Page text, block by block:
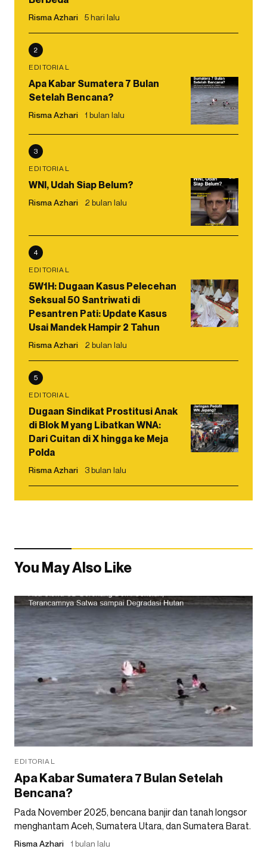
Risma Azhari 5 hari lalu
2
EDITORIAL
Apa Kabar Sumatera 7 Bulan
Setelah Bencana?
Risma Azhari 1 bulan lalu
3
EDITORIAL
WNI, Udah Siap Belum?
Risma Azhari 2 bulan lalu
4
EDITORIAL
5W1H: Dugaan Kasus Pelecehan
Seksual 50 Santriwati di
Pesantren Pati: Update Kasus
Usai Mandek Hampir 2 Tahun
Risma Azhari 2 bulan lalu
5
EDITORIAL
Dugaan Sindikat Prostitusi Anak
di Blok M yang Libatkan WNA:
Dari Cuitan di X hingga ke Meja
Polda
Risma Azhari 3 bulan lalu
You May Also Like
EDITORIAL
Apa Kabar Sumatera 7 Bulan Setelah
Bencana?
Pada November 2025, bencana banjir dan tanah longsor
menghantam Aceh, Sumatera Utara, dan Sumatera Barat.
Risma Azhari 1 bulan lalu